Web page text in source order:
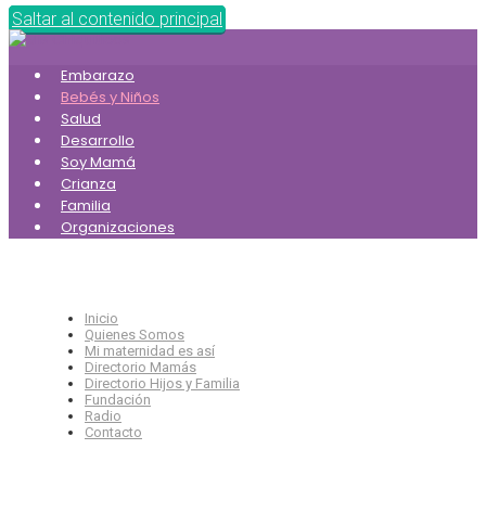
Saltar al contenido principal
Embarazo
Bebés y Niños
Salud
Desarrollo
Soy Mamá
Crianza
Familia
Organizaciones
Inicio
Quienes Somos
Mi maternidad es así
Directorio Mamás
Directorio Hijos y Familia
Fundación
Radio
Contacto